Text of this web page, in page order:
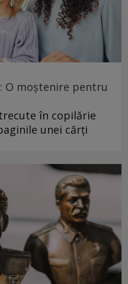
O moștenire pentru
în copilărie
unei cărți